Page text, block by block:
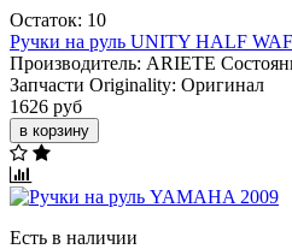
Остаток: 10
Ручки на руль UNITY HALF
Производитель: ARIETE
Запчасти Originality: Оригинал
1626 руб
в корзину
Есть в наличии